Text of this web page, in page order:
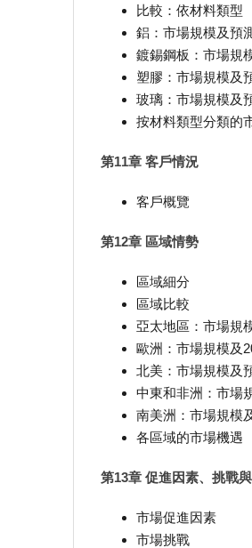
比較：依材料類型
鋁：市場規模及預
鍍錫鋼板：市場規
塑膠：市場規模及
玻璃：市場規模及
按材料類型分類的
第11章 客戶情況
客戶概覽
第12章 區域情勢
區域細分
區域比較
亞太地區：市場規
歐洲：市場規模及
北美：市場規模及
中東和非洲：市場
南美洲：市場規模
各區域的市場機遇
第13章 促進因素、挑戰
市場促進因素
市場挑戰